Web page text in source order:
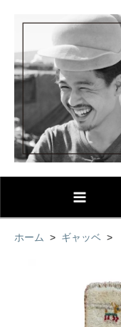
ホーム > ギャッベ >